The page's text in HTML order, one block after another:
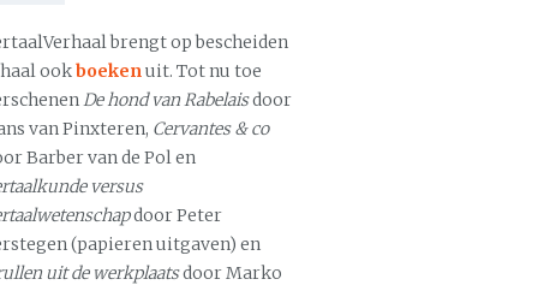
brengt op bescheiden
ookboekenuit. Tot nu toe
De hond van Rabelaisdoor
van Pinxteren, Cervantes & co
Barber van de Pol en
versus
door Peter
(papieren uitgaven) en
uit de werkplaatsdoor Marko